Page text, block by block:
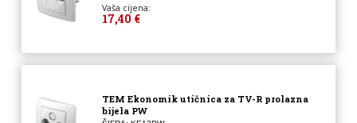
Vaša cijena:
17,40 €
TEM Ekonomik utičnica za TV-R prolazna
bijela PW